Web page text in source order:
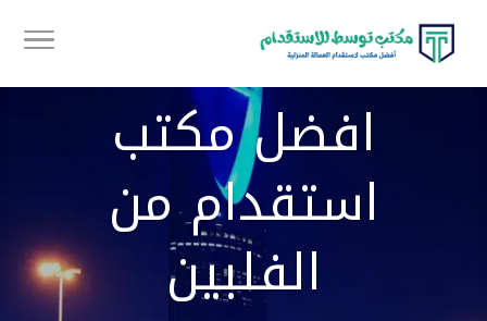
افضل مكتب
استقدام من
الفلبين